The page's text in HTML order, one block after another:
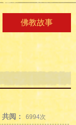
佛教故事
共阅： 6994次